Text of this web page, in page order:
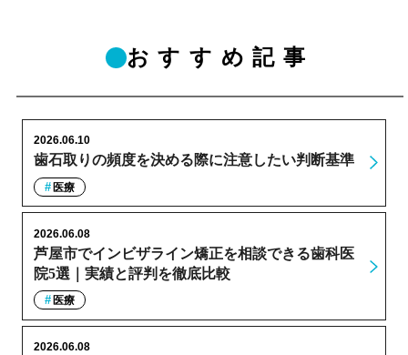
おすすめ記事
歯石取りの頻度を決める際に注意したい判断基準
2026.06.10
医療
芦屋市でインビザライン矯正を相談できる歯科医
院5選｜実績と評判を徹底比較
2026.06.08
医療
2026.06.08